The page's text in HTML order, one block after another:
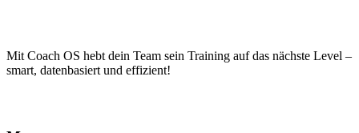
Mit Coach OS hebt dein Team sein Training auf das nächste Level –
smart, datenbasiert und effizient!